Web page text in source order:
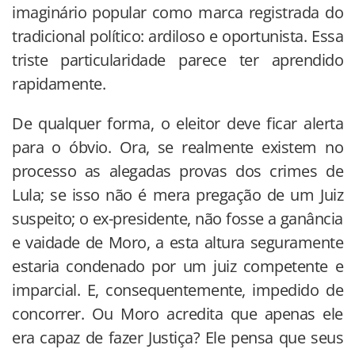
imaginário popular como marca registrada do
tradicional político: ardiloso e oportunista. Essa
triste particularidade parece ter aprendido
rapidamente.
De qualquer forma, o eleitor deve ficar alerta
para o óbvio. Ora, se realmente existem no
processo as alegadas provas dos crimes de
Lula; se isso não é mera pregação de um Juiz
suspeito; o ex-presidente, não fosse a ganância
e vaidade de Moro, a esta altura seguramente
estaria condenado por um juiz competente e
imparcial. E, consequentemente, impedido de
concorrer. Ou Moro acredita que apenas ele
era capaz de fazer Justiça? Ele pensa que seus